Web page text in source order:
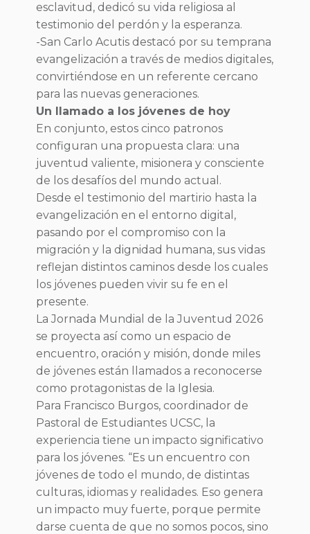
esclavitud, dedicó su vida religiosa al
testimonio del perdón y la esperanza.
-San Carlo Acutis destacó por su temprana
evangelización a través de medios digitales,
convirtiéndose en un referente cercano
para las nuevas generaciones.
Un llamado a los jóvenes de hoy
En conjunto, estos cinco patronos
configuran una propuesta clara: una
juventud valiente, misionera y consciente
de los desafíos del mundo actual.
Desde el testimonio del martirio hasta la
evangelización en el entorno digital,
pasando por el compromiso con la
migración y la dignidad humana, sus vidas
reflejan distintos caminos desde los cuales
los jóvenes pueden vivir su fe en el
presente.
La Jornada Mundial de la Juventud 2026
se proyecta así como un espacio de
encuentro, oración y misión, donde miles
de jóvenes están llamados a reconocerse
como protagonistas de la Iglesia.
Para Francisco Burgos, coordinador de
Pastoral de Estudiantes UCSC, la
experiencia tiene un impacto significativo
para los jóvenes. “Es un encuentro con
jóvenes de todo el mundo, de distintas
culturas, idiomas y realidades. Eso genera
un impacto muy fuerte, porque permite
darse cuenta de que no somos pocos, sino